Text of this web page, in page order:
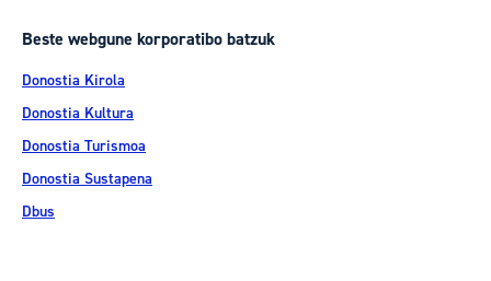
Beste webgune korporatibo batzuk
Donostia Kirola
Donostia Kultura
Donostia Turismoa
Donostia Sustapena
Dbus